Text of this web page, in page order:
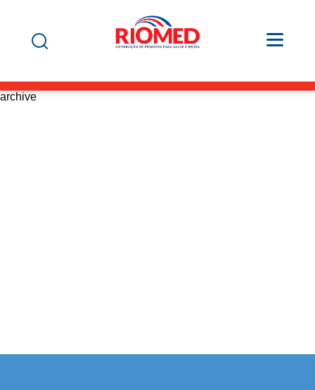
archive